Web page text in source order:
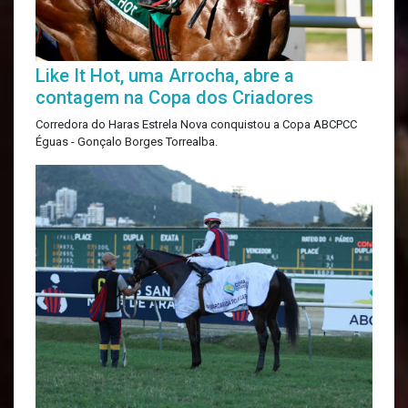
Like It Hot, uma Arrocha, abre a
contagem na Copa dos Criadores
Corredora do Haras Estrela Nova conquistou a Copa ABCPCC
Éguas - Gonçalo Borges Torrealba.